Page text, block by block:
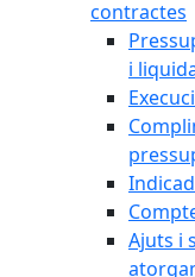
contractes
i
Ajuts i